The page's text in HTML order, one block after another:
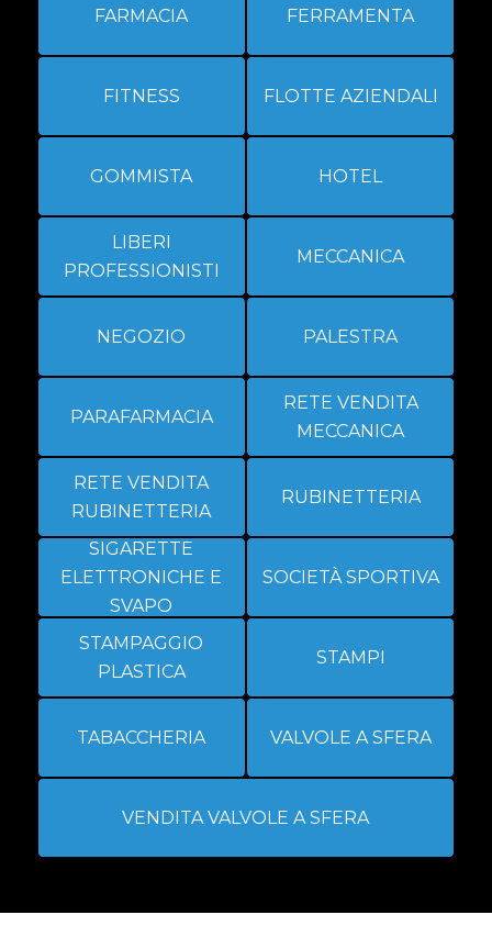
FARMACIA FERRAMENTA
FITNESS FLOTTE AZIENDALI
GOMMISTA HOTEL
LIBERI
PROFESSIONISTI
MECCANICA
NEGOZIO PALESTRA
PARAFARMACIA
RETE VENDITA
MECCANICA
RETE VENDITA
RUBINETTERIA
RUBINETTERIA
SIGARETTE
ELETTRONICHE E
SVAPO
SOCIETÀ SPORTIVA
STAMPAGGIO
PLASTICA
STAMPI
TABACCHERIA VALVOLE A SFERA
VENDITA VALVOLE A SFERA